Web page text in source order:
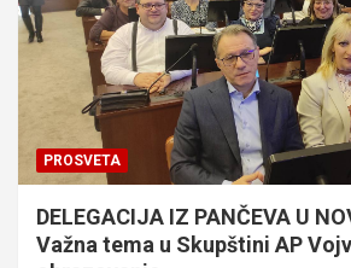
PROSVETA
DELEGACIJA IZ PANČEVA U
Važna tema u Skupštini AP